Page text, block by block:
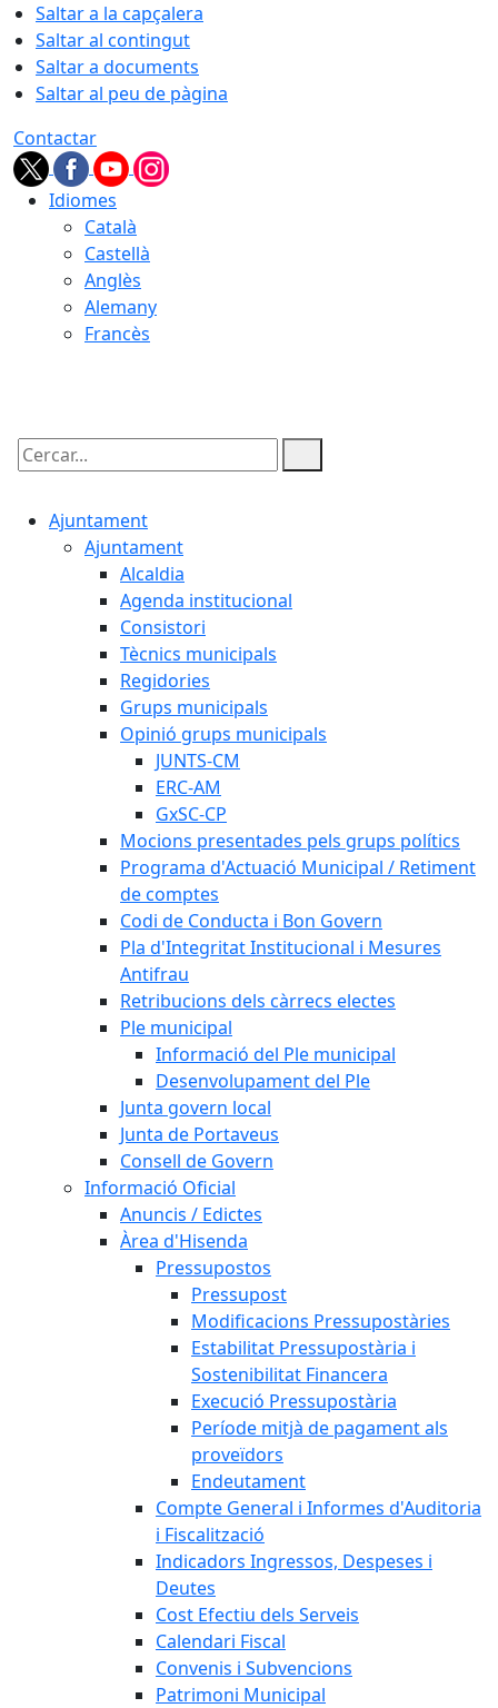
Saltar a la capçalera
Saltar al contingut
Saltar a documents
Saltar al peu de pàgina
Contactar
Idiomes
Català
Castellà
Anglès
Alemany
Francès
Cercar:
Ajuntament
Ajuntament
Alcaldia
Agenda institucional
Consistori
Tècnics municipals
Regidories
Grups municipals
Opinió grups municipals
JUNTS-CM
ERC-AM
GxSC-CP
Mocions presentades pels grups polítics
Programa d'Actuació Municipal / Retiment
de comptes
Codi de Conducta i Bon Govern
Pla d'Integritat Institucional i Mesures
Antifrau
Retribucions dels càrrecs electes
Ple municipal
Informació del Ple municipal
Desenvolupament del Ple
Junta govern local
Junta de Portaveus
Consell de Govern
Informació Oficial
Anuncis / Edictes
Àrea d'Hisenda
Pressupostos
Pressupost
Modificacions Pressupostàries
Estabilitat Pressupostària i
Sostenibilitat Financera
Execució Pressupostària
Període mitjà de pagament als
proveïdors
Endeutament
Compte General i Informes d'Auditoria
i Fiscalització
Indicadors Ingressos, Despeses i
Deutes
Cost Efectiu dels Serveis
Calendari Fiscal
Convenis i Subvencions
Patrimoni Municipal